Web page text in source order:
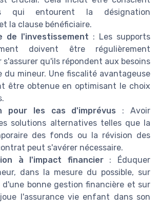
qui entourent la désignation
la clause bénéficiaire.
de l'investissement : Les supports
doivent être régulièrement
s'assurer qu'ils répondent aux besoins
du mineur. Une fiscalité avantageuse
être obtenue en optimisant le choix
pour les cas d'imprévus : Avoir
solutions alternatives telles que la
des fonds ou la révision des
peut s'avérer nécessaire.
à l'impact financier: Éduquer
dans la mesure du possible, sur
d'une bonne gestion financière et sur
l'assurance vie enfant dans son